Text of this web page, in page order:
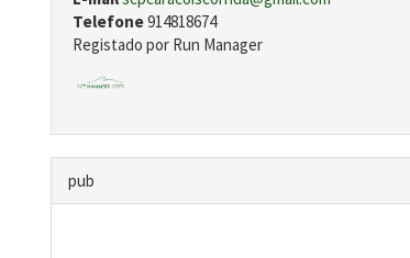
Telefone914818674
Registado por Run Manager
pub